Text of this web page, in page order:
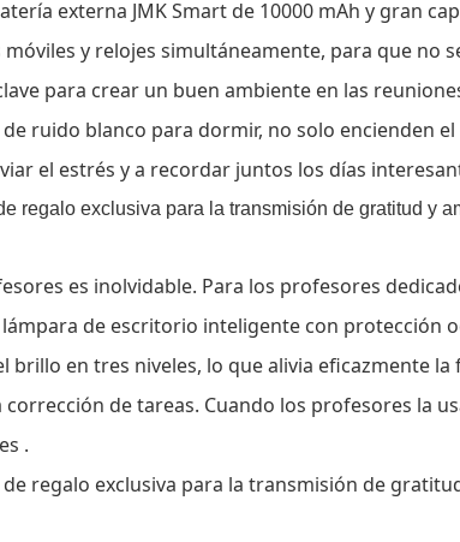
externa JMK Smartde 10000 mAh y gran
y relojes simultáneamente, para que no
para crear un buen ambiente en las
ruido blanco para dormir, no solo encienden
el estrés y a recordar juntos los días
es inolvidable. Para los profesores
de escritorio inteligente con protección
brillo en tres niveles, lo que alivia eficazmente
corrección de tareas. Cuando los profesores la
.